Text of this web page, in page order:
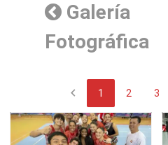
Galería
Fotográfica
chevron_left 1 2 3